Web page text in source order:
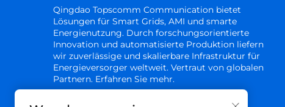
Qingdao Topscomm Communication bietet
Lösungen für Smart Grids, AMI und smarte
Energienutzung. Durch forschungsorientierte
Innovation und automatisierte Produktion liefern
wir zuverlässige und skalierbare Infrastruktur für
Energieversorger weltweit. Vertraut von globalen
Partnern. Erfahren Sie mehr.